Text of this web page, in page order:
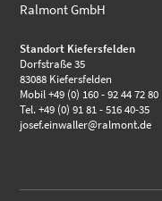
Ralmont GmbH
Standort Kiefersfelden
Dorfstraße 35
83088 Kiefersfelden
Mobil +49 (0) 160 - 92 44 72 80
Tel. +49 (0) 91 81 - 516 40-35
josef.einwaller@ralmont.de